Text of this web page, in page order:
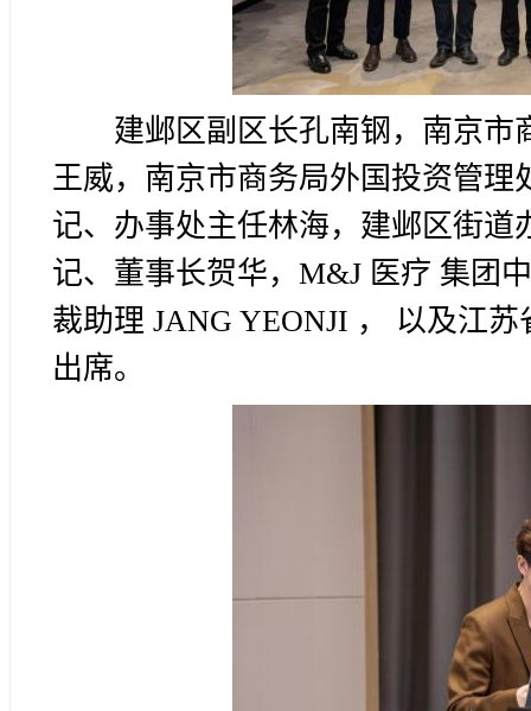
建邺区副区长孔南钢，南京
王威，南京市商务局外国投资管
记、办事处主任林海，建邺区街
记、董事长贺华，M&J 医疗 集团
裁助理 JANG YEONJI ， 以及江
出席。